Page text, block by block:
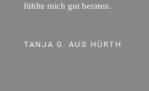
fühlte mich gut beraten.
TANJA G. AUS HÜRTH